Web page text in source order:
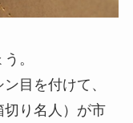
。
目を付けて、
切り名人）が市